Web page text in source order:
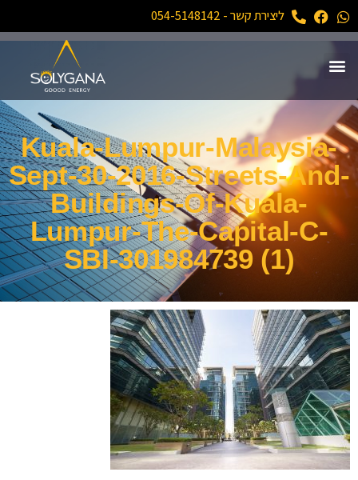
ליצירת קשר - 054-5148142
Kuala-Lumpur-Malaysia-
Sept-30-2016-Streets-And-
Buildings-Of-Kuala-
Lumpur-The-Capital-C-
SBI-301984739 (1)